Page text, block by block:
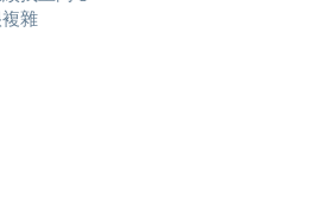
的洗衣精後
雜